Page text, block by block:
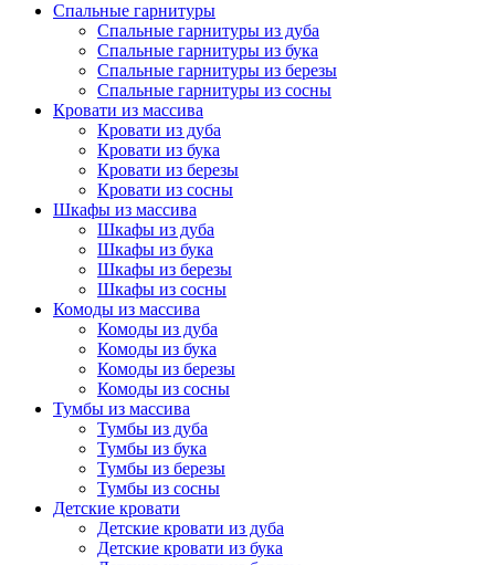
Спальные гарнитуры
Спальные гарнитуры из дуба
Спальные гарнитуры из бука
Спальные гарнитуры из березы
Спальные гарнитуры из сосны
Кровати из массива
Кровати из дуба
Кровати из бука
Кровати из березы
Кровати из сосны
Шкафы из массива
Шкафы из дуба
Шкафы из бука
Шкафы из березы
Шкафы из сосны
Комоды из массива
Комоды из дуба
Комоды из бука
Комоды из березы
Комоды из сосны
Тумбы из массива
Тумбы из дуба
Тумбы из бука
Тумбы из березы
Тумбы из сосны
Детские кровати
Детские кровати из дуба
Детские кровати из бука